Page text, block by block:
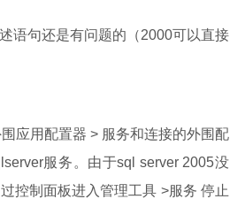
语句还是有问题的（2000可以直接
应用配置器 > 服务和连接的外围配
服务。由于sql server 2005没
控制面板进入管理工具 >服务 停止